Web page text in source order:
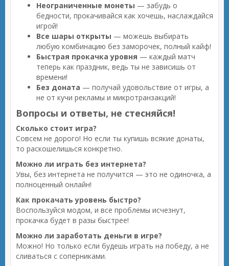
Неограниченные монеты — забудь о
бедности, прокачивайся как хочешь, наслаждайся
игрой!
Все шары открыты — можешь выбирать
любую комбинацию без заморочек, полный кайф!
Быстрая прокачка уровня — каждый матч
теперь как праздник, ведь ты не зависишь от
времени!
Без доната — получай удовольствие от игры, а
не от кучи рекламы и микротранзакций!
Вопросы и ответы, не стесняйся!
Сколько стоит игра?
Совсем не дорого! Но если ты купишь всякие донаты,
то раскошелишься конкретно.
Можно ли играть без интернета?
Увы, без интернета не получится — это не одиночка, а
полноценный онлайн!
Как прокачать уровень быстро?
Воспользуйся модом, и все проблемы исчезнут,
прокачка будет в разы быстрее!
Можно ли заработать деньги в игре?
Можно! Но только если будешь играть на победу, а не
сливаться с соперниками.